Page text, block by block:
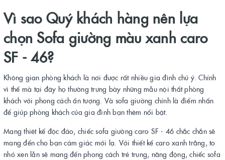
Vì sao Quý khách hàng nên lựa
chọn Sofa giường màu xanh caro
SF - 46?
Không gian phòng khách là nơi được rất nhiều gia đình chú ý. Chính
vì thế mà tại đây họ thường trưng bày những mẫu nội thất phòng
khách với phong cách ấn tượng. Và sofa giường chính là điểm nhấn
để giúp phòng khách của gia đình bạn thêm nổi bật.
Mang thiêt kế độc đáo, chiếc sofa giường caro SF - 46 chắc chắn sẽ
mang đến cho bạn cảm giác mới lạ. Với thiết kế caro xanh trắng, to
nhỏ xen lẫn sẽ mang đến phong cách trẻ trung, năng động, chiếc sofa